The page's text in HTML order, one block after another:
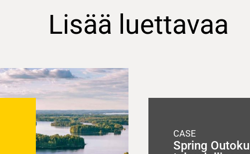
Lisää luettavaa
CASE
Spring